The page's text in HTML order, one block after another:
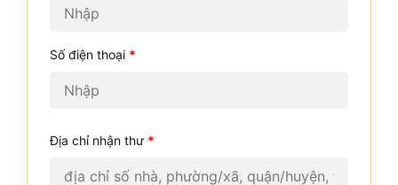
Số điện thoại *
Địa chỉ nhận thư *